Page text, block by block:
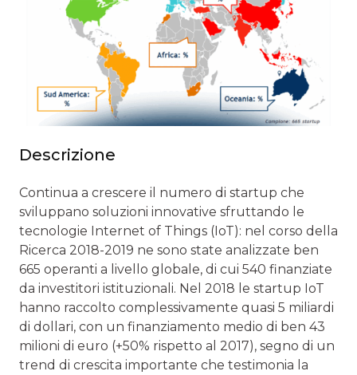
Descrizione
Continua a crescere il numero di startup che
sviluppano soluzioni innovative sfruttando le
tecnologie Internet of Things (IoT): nel corso della
Ricerca 2018-2019 ne sono state analizzate ben
665 operanti a livello globale, di cui 540 finanziate
da investitori istituzionali. Nel 2018 le startup IoT
hanno raccolto complessivamente quasi 5 miliardi
di dollari, con un finanziamento medio di ben 43
milioni di euro (+50% rispetto al 2017), segno di un
trend di crescita importante che testimonia la